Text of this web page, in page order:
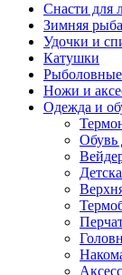
Снасти для
Зимняя
Удочки и
Катушки
Ножи и
Одежда и
Обувь